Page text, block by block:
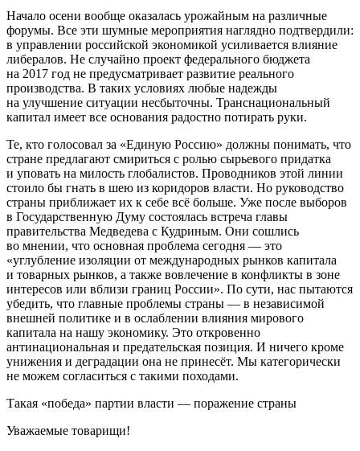
Начало осени вообще оказалась урожайным на различные
форумы. Все эти шумные мероприятия наглядно подтвердили:
в управлении российской экономикой усиливается влияние
либералов. Не случайно проект федерального бюджета
на 2017 год не предусматривает развитие реального
производства. В таких условиях любые надежды
на улучшение ситуации несбыточны. Транснациональный
капитал имеет все основания радостно потирать руки.
Те, кто голосовал за «Единую Россию» должны понимать, что
стране предлагают смириться с ролью сырьевого придатка
и уповать на милость глобалистов. Проводников этой линии
стоило бы гнать в шею из коридоров власти. Но руководство
страны приближает их к себе всё больше. Уже после выборов
в Государственную Думу состоялась встреча главы
правительства Медведева с Кудриным. Они сошлись
во мнении, что основная проблема сегодня — это
«углубление изоляции от международных рынков капитала
и товарных рынков, а также вовлечение в конфликты в зоне
интересов или вблизи границ России». По сути, нас пытаются
убедить, что главные проблемы страны — в независимой
внешней политике и в ослаблении влияния мирового
капитала на нашу экономику. Это откровенно
антинациональная и предательская позиция. И ничего кроме
унижения и деградации она не принесёт. Мы категорически
не можем согласиться с такими походами.
Такая «победа» партии власти — поражение страны
Уважаемые товарищи!